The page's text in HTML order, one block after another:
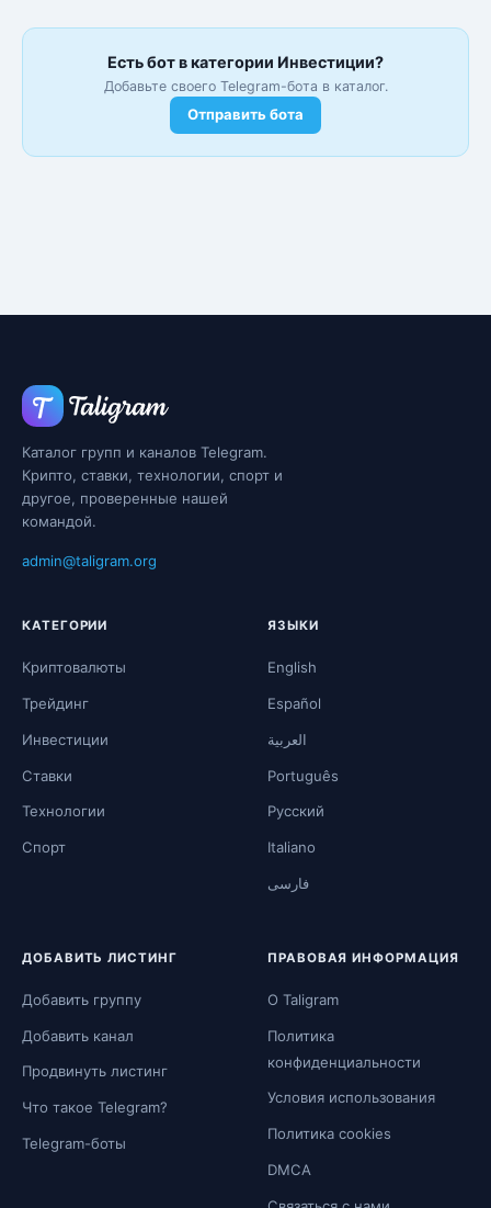
Есть бот в категории Инвестиции?
Добавьте своего Telegram-бота в каталог.
Отправить бота
Каталог групп и каналов Telegram.
Крипто, ставки, технологии, спорт и
другое, проверенные нашей
командой.
admin@taligram.org
КАТЕГОРИИ
Криптовалюты
Трейдинг
Инвестиции
Ставки
Технологии
Спорт
ЯЗЫКИ
English
Español
العربية
Português
Русский
Italiano
فارسی
ДОБАВИТЬ ЛИСТИНГ
Добавить группу
Добавить канал
Продвинуть листинг
Что такое Telegram?
Telegram-боты
ПРАВОВАЯ ИНФОРМАЦИЯ
О Taligram
Политика
конфиденциальности
Условия использования
Политика cookies
DMCA